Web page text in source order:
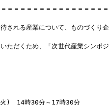
＝＝＝＝＝＝＝＝＝＝＝＝＝＝＝
される産業について、ものづくり
ただくため、「次世代産業シンポ
)　14時30分～17時30分